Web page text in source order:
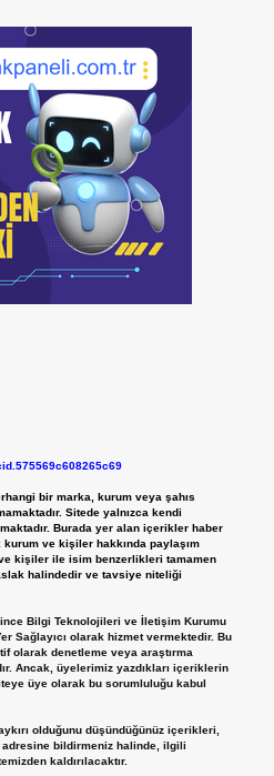
bir marka, kurum veya şahıs
Sitede yalnızca kendi
Burada yer alan içerikler haber
ve kişiler hakkında paylaşım
kişiler ile isim benzerlikleri tamamen
halindedir ve tavsiye niteliği
Bilgi Teknolojileri ve İletişim Kurumu
Sağlayıcı olarak hizmet vermektedir. Bu
olarak denetleme veya araştırma
Ancak, üyelerimiz yazdıkları içeriklerin
üye olarak bu sorumluluğu kabul
olduğunu düşündüğünüz içerikleri,
bildirmeniz halinde, ilgili
kaldırılacaktır.